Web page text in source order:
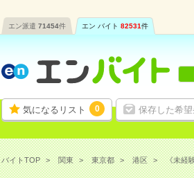
エン派遣 71454件 エン バイト 82531件
気になるリスト 0 保存した希
バイトTOP 関東 東京都 港区 《未経